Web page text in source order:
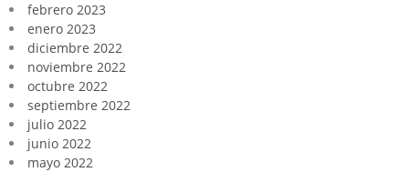
febrero 2023
enero 2023
diciembre 2022
noviembre 2022
octubre 2022
septiembre 2022
julio 2022
junio 2022
mayo 2022